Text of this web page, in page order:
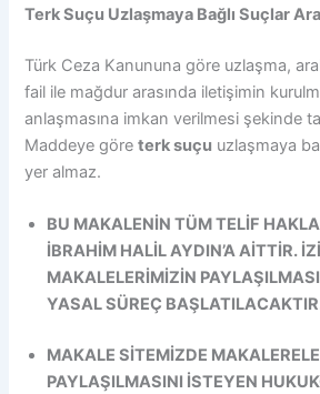
Terk Suçu Uzlaşmaya Bağlı Suçlar
Türk Ceza Kanununa göre uzlaşma,
fail ile mağdur arasında iletişimin
anlaşmasına imkan verilmesi şekinde
Maddeye göreterk suçu uzlaşmaya
yer almaz.
BU MAKALENİN TÜM TELİF
İBRAHİM HALİL AYDIN’A AİTTİR.
MAKALELERİMİZİN
YASAL SÜREÇ
MAKALE SİTEMİZDE
PAYLAŞILMASINI İSTEYEN